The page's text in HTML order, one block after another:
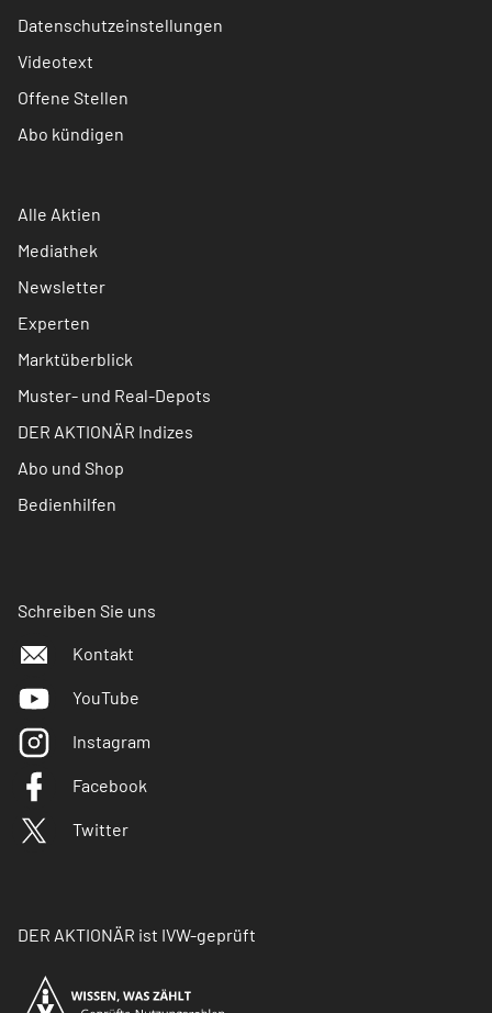
Datenschutzeinstellungen
Videotext
Offene Stellen
Abo kündigen
Alle Aktien
Mediathek
Newsletter
Experten
Marktüberblick
Muster- und Real-Depots
DER AKTIONÄR Indizes
Abo und Shop
Bedienhilfen
Schreiben Sie uns
Kontakt
YouTube
Instagram
Facebook
Twitter
DER AKTIONÄR ist IVW-geprüft